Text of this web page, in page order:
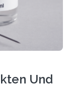
Sander-
Und